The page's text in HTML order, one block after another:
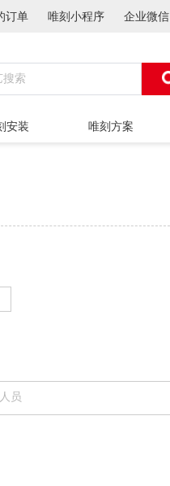
订单 唯刻小程序 企业微信
安装 唯刻方案